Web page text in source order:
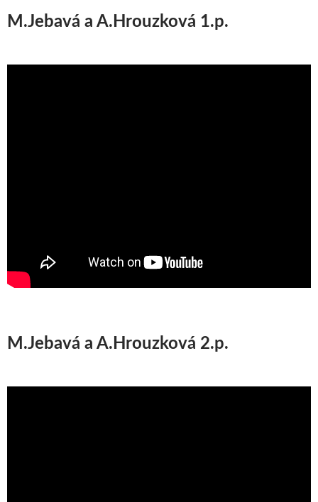
M.Jebavá a A.Hrouzková 1.p.
M.Jebavá a A.Hrouzková 2.p.